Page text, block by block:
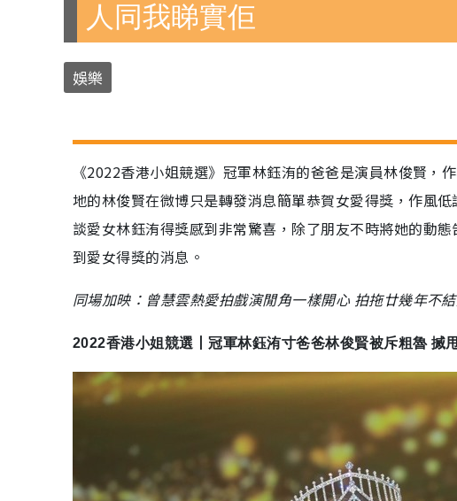
人同我睇實佢
娛樂
《2022香港小姐競選》冠軍林鈺洧的爸爸是演員林俊賢，
地的林俊賢在微博只是轉發消息簡單恭賀女愛得獎，作風
談愛女林鈺洧得獎感到非常驚喜，除了朋友不時將她的動
到愛女得獎的消息。
同場加映：曾慧雲熱愛拍戲演閒角一樣開心 拍拖廿幾年不
2022香港小姐競選丨冠軍林鈺洧寸爸爸林俊賢被斥粗魯 搣